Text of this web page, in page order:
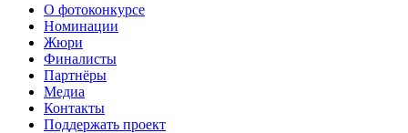
О фотоконкурсе
Номинации
Жюри
Финалисты
Партнёры
Медиа
Контакты
Поддержать проект